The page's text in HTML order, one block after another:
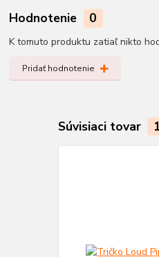
Hodnotenie 0
K tomuto produktu zatiaľ nikto
Pridať hodnotenie
Súvisiaci tovar